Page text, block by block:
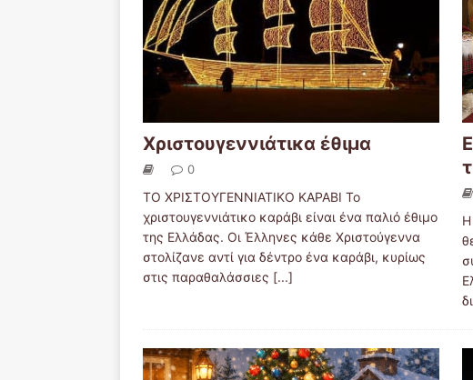
Χριστουγεννιάτικα έθιμα
0
ΤΟ ΧΡΙΣΤΟΥΓΕΝΝΙΑΤΙΚΟ ΚΑΡΑΒΙ Το
χριστουγεννιάτικο καράβι είναι ένα παλιό έθιμο
της Ελλάδας. Οι Έλληνες κάθε Χριστούγεννα
στολίζανε αντί για δέντρο ένα καράβι, κυρίως
στις παραθαλάσσιες [...]
Η